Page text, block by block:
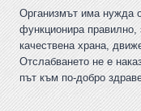
Организмът има нужда
функционира
качествена храна,
Отслабването не е
път към по-добро